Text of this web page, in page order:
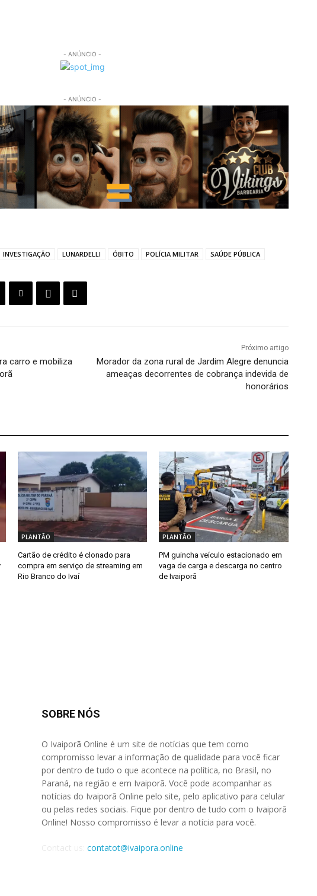
- ANÚNCIO -
- ANÚNCIO -
INVESTIGAÇÃO LUNARDELLI ÓBITO POLÍCIA MILITAR
SAÚDE PÚBLICA
carro e mobiliza
Próximo artigo
Morador da zona rural de Jardim Alegre denuncia
ameaças decorrentes de cobrança indevida de
honorários
PLANTÃO
Cartão de crédito é clonado para
compra em serviço de streaming em
Rio Branco do Ivaí
PLANTÃO
PM guincha veículo estacionado em
vaga de carga e descarga no centro
de Ivaiporã
SOBRE NÓS
O Ivaiporã Online é um site de notícias que tem como
compromisso levar a informação de qualidade para você ficar
por dentro de tudo o que acontece na política, no Brasil, no
Paraná, na região e em Ivaiporã. Você pode acompanhar as
notícias do Ivaiporã Online pelo site, pelo aplicativo para celular
ou pelas redes sociais. Fique por dentro de tudo com o Ivaiporã
Online! Nosso compromisso é levar a notícia para você.
contatot@ivaipora.online